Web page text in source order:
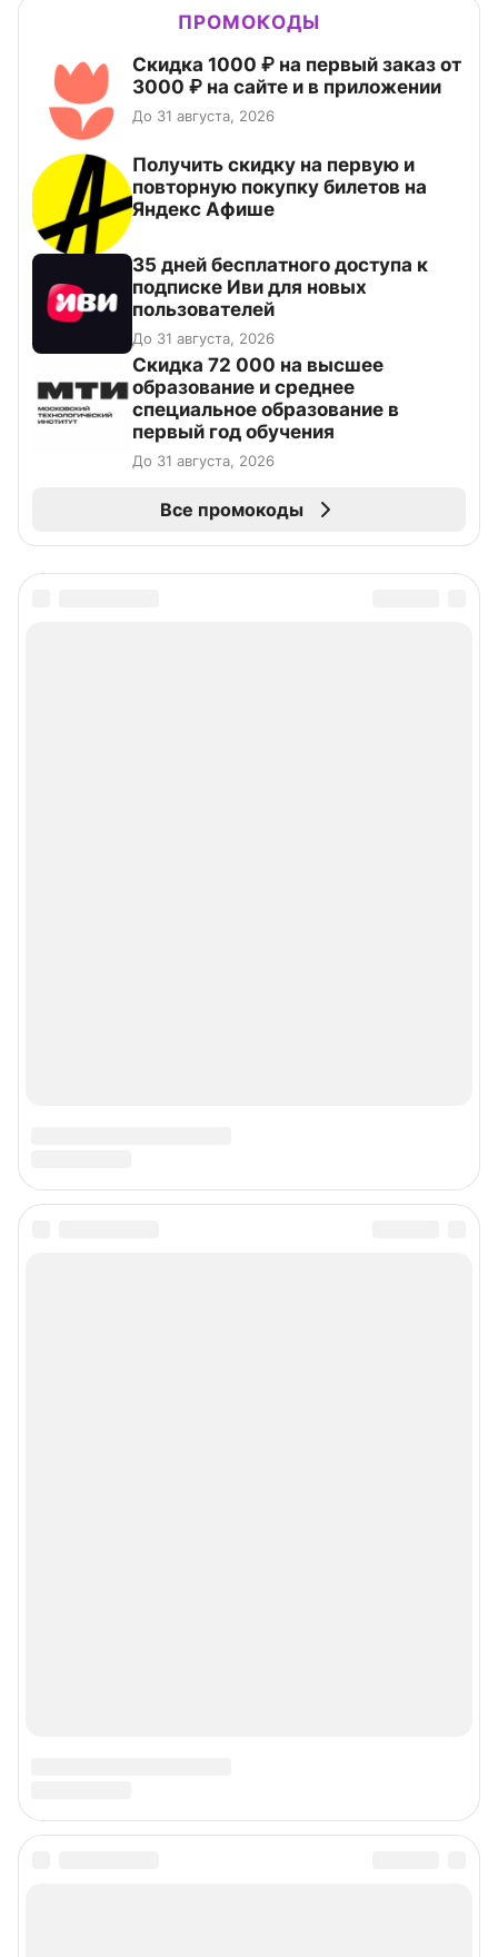
ПРОМОКОДЫ
Скидка 1000 ₽ на первый заказ от
3000 ₽ на сайте и в приложении
До 31 августа, 2026
Получить скидку на первую и
повторную покупку билетов на
Яндекс Афише
35 дней бесплатного доступа к
подписке Иви для новых
пользователей
До 31 августа, 2026
Скидка 72 000 на высшее
образование и среднее
специальное образование в
первый год обучения
До 31 августа, 2026
Все промокоды